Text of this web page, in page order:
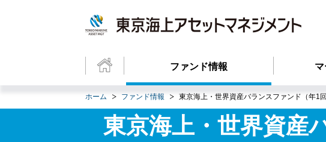
ファンド情報
ホーム ファンド情報 東京海上・世界資産バランスファンド（年1
東京海上・世界資産